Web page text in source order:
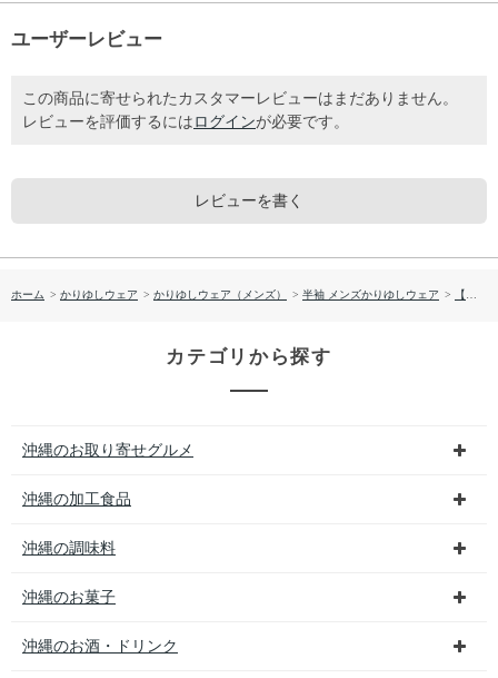
ユーザーレビュー
この商品に寄せられたカスタマーレビューはまだありません。
レビューを評価するには ログインが必要です。
レビューを書く
ホーム > かりゆしウェア > かりゆしウェア（メンズ） > 半袖 メンズかりゆしウェア > 【送料無料】ひまわり 柄 サッカー生地 かりゆしウェア P1026-18
カテゴリから探す
沖縄のお取り寄せグルメ
沖縄の加工食品
沖縄の調味料
沖縄のお菓子
沖縄のお酒・ドリンク